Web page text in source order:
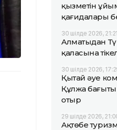
қызметін
қағидалары
30 шілде 2026, 21:21
Алматыдан
қаласына
30 шілде 2026,
Қытай әуе
Құлжа
отыр
29 шілде 2026,
Ақтөбе